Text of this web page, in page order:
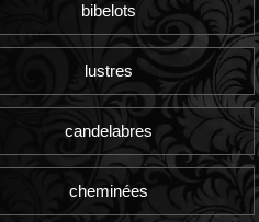
bibelots
lustres
candelabres
cheminées